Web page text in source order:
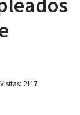
Visitas: 2117